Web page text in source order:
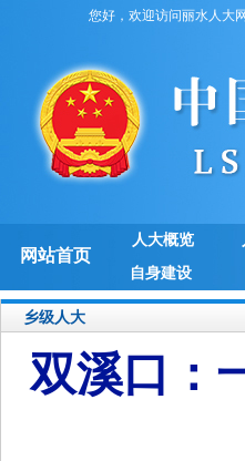
您好，欢迎访问丽水人大
网站首页
人大概览
自身建设
乡级人大
双溪口：